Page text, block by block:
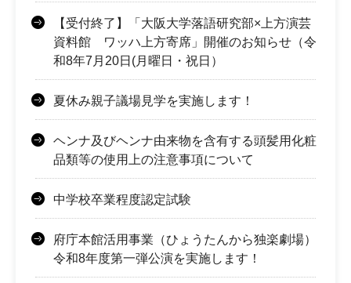
【受付終了】「大阪大学落語研究部×上方演芸
資料館 ワッハ上方寄席」開催のお知らせ（令
和8年7月20日(月曜日・祝日）
夏休み親子議場見学を実施します！
ヘンナ及びヘンナ由来物を含有する頭髪用化粧
品類等の使用上の注意事項について
中学校卒業程度認定試験
府庁本館活用事業（ひょうたんから独楽劇場）
令和8年度第一弾公演を実施します！